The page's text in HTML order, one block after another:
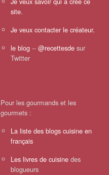
site.
Je veux contacter le créateur.
le blog -- @recettesde sur
Twitter
Pour les gourmands et les
gourmets :
La liste des blogs cuisine en
français
Les livres de cuisine des
blogueurs